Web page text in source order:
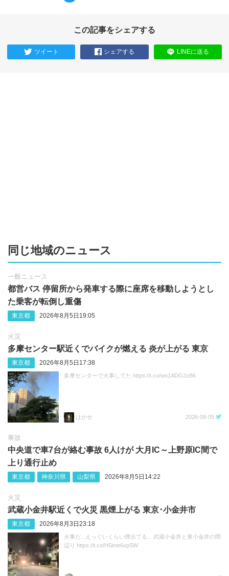
この記事をシェアする
ツイート シェアする LINEに送る
同じ地域のニュース
一般ニュース
都営バス 停留所から発車する際に座席を移動しようとし
た乗客が転倒し重傷
東京都 2026年8月5日19:05
火災
多摩センター駅近くでバイクが燃える 炎が上がる 東京
東京都 2026年8月5日17:38
多摩センターで火事してた https://t.co/wo1ADG2xB6
はかせ 2026-08-05
事故
中央道で車7台が絡む事故 6人けが 大月IC～上野原IC間で
上り通行止め
東京都 神奈川県 山梨県 2026年8月5日14:22
火災
武蔵小金井駅近くで火災 黒煙上がる 東京･小金井市
東京都 2026年8月3日23:18
火事だ...えっぐいくらい煙出てる... 武蔵小金井と東小金井の間
辺り https://t.co/H5ime6xpSW